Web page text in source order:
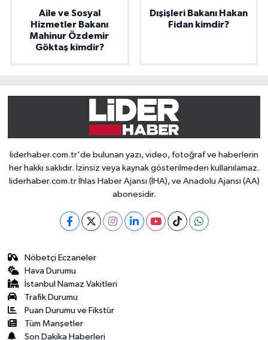
Aile ve Sosyal
Hizmetler Bakanı
Mahinur Özdemir
Göktaş kimdir?
Dışişleri Bakanı Hakan
Fidan kimdir?
liderhaber.com.tr'de bulunan yazı, video, fotoğraf ve haberlerin
her hakkı saklıdır. İzinsiz veya kaynak gösterilmeden kullanılamaz.
liderhaber.com.tr İhlas Haber Ajansı (İHA), ve Anadolu Ajansı (AA)
abonesidir.
Nöbetçi Eczaneler
Hava Durumu
İstanbul Namaz Vakitleri
Trafik Durumu
Puan Durumu ve Fikstür
Tüm Manşetler
Son Dakika Haberleri